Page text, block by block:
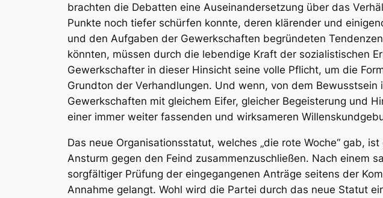
brachten die Debatten eine Auseinandersetzung über das
Punkte noch tiefer schürfen konnte, deren klärender und
und den Aufgaben der Gewerkschaften begründeten
könnten, müssen durch die lebendige Kraft der sozialistischen
Gewerkschafter in dieser Hinsicht seine volle Pflicht, um die
Grundton der Verhandlungen. Und wenn, von dem
Gewerkschaften mit gleichem Eifer, gleicher Begeisterung und
einer immer weiter fassenden und wirksameren
Das neue Organisationsstatut, welches „die rote Woche“ gab,
Ansturm gegen den Feind zusammenzuschließen. Nach einem
sorgfältiger Prüfung der eingegangenen Anträge seitens der
Annahme gelangt. Wohl wird die Partei durch das neue Statut